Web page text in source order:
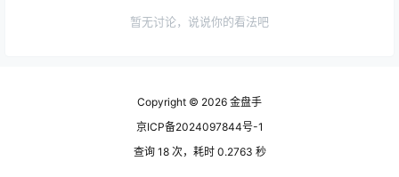
暂无讨论，说说你的看法吧
Copyright © 2026 金盘手
京ICP备2024097844号-1
查询 18 次，耗时 0.2763 秒